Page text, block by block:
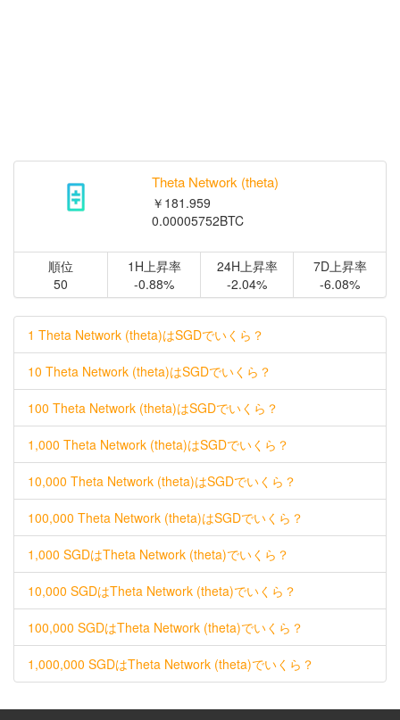
Theta Network (theta)
￥181.959
0.00005752BTC
順位
50
1H上昇率
-0.88%
24H上昇率
-2.04%
7D上昇率
-6.08%
1 Theta Network (theta)はSGDでいくら？
10 Theta Network (theta)はSGDでいくら？
100 Theta Network (theta)はSGDでいくら？
1,000 Theta Network (theta)はSGDでいくら？
10,000 Theta Network (theta)はSGDでいくら？
100,000 Theta Network (theta)はSGDでいくら？
1,000 SGDはTheta Network (theta)でいくら？
10,000 SGDはTheta Network (theta)でいくら？
100,000 SGDはTheta Network (theta)でいくら？
1,000,000 SGDはTheta Network (theta)でいくら？